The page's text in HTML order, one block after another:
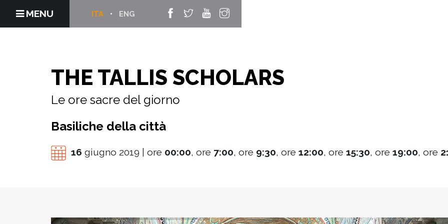
MENU ENG
ITA
THE TALLIS SCHOLARS
Le ore sacre del giorno
Basiliche della città
16 giugno 2019 | ore 00:00, ore 7:00, ore 9:30, ore 12:00, ore 15:30, ore 19:00, ore